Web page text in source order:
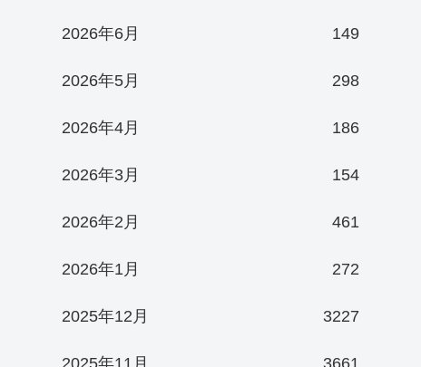
2026年6月 149
2026年5月 298
2026年4月 186
2026年3月 154
2026年2月 461
2026年1月 272
2025年12月 3227
2025年11月 3661